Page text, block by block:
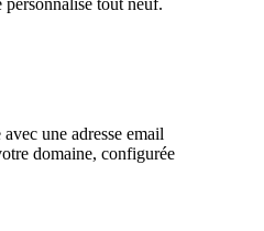
tout neuf.
une adresse email
domaine, configurée